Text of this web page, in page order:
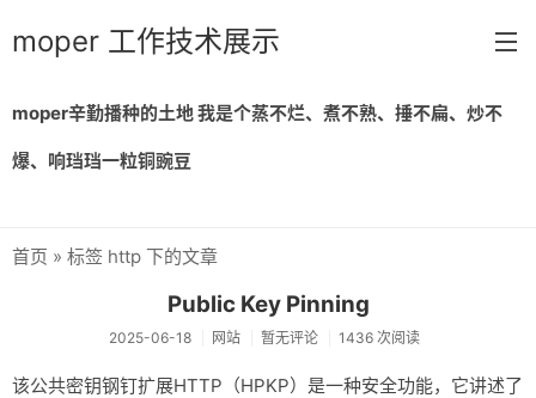
moper 工作技术展示
关于
moper辛勤播种的土地 我是个蒸不烂、煮不熟、捶不扁、炒不
爆、响珰珰一粒铜豌豆
首页 » 标签 http 下的文章
Public Key Pinning
2025-06-18 网站 暂无评论 1436 次阅读
该公共密钥钢钉扩展HTTP（HPKP）是一种安全功能，它讲述了